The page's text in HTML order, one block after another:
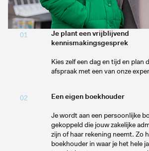
01
Je plant een vrijblijvend
kennismakingsgesprek
Kies zelf een dag en tijd en plan
afspraak met een van onze
02 Een eigen boekhouder
Je wordt aan een persoonlijke
gekoppeld die jouw zakelijke
zijn of haar rekening neemt. Zo
boekhouder in waar je het hele